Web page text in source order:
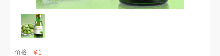
价格： ￥1